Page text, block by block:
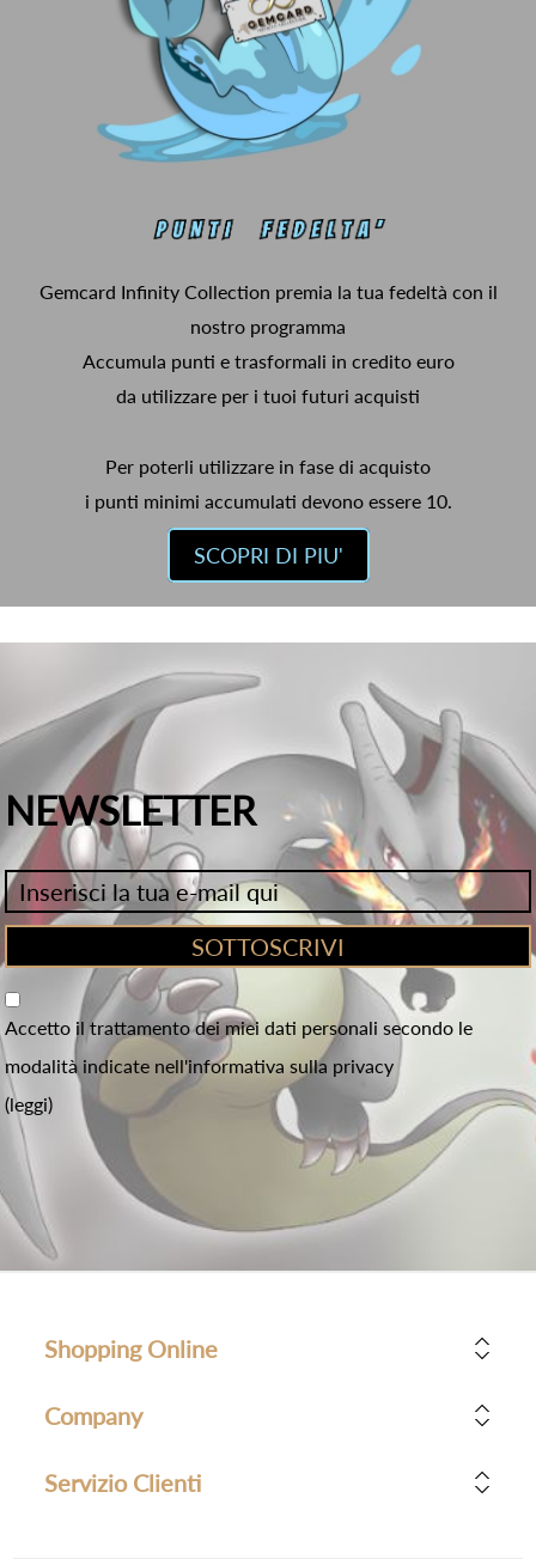
Gemcard Infinity Collection premia la tua fedeltà con il
nostro programma
Accumula punti e trasformali in credito euro
da utilizzare per i tuoi futuri acquisti
Per poterli utilizzare in fase di acquisto
i punti minimi accumulati devono essere 10.
SCOPRI DI PIU'
NEWSLETTER
Accetto il trattamento dei miei dati personali secondo le
modalità indicate nell'informativa sulla privacy
(leggi)
Shopping Online
Company
Servizio Clienti